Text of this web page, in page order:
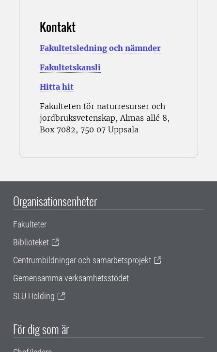
Kontakt
Fakultetsledning och nämnder
Fakultetskansli
Hitta hit
Fakulteten för naturresurser och
jordbruksvetenskap, Almas allé 8,
Box 7082, 750 07 Uppsala
Organisationsenheter
Fakulteter
Biblioteket
Centrumbildningar och samarbetsprojekt
Gemensamma verksamhetsstödet
SLU Holding
För dig som är